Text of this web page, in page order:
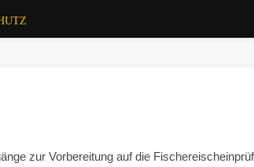
zur Vorbereitung auf die